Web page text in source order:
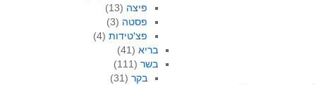
פיצה (13)
פסטה (3)
פצ'טידות (4)
בריא(41)
בשר(111)
בקר (31)